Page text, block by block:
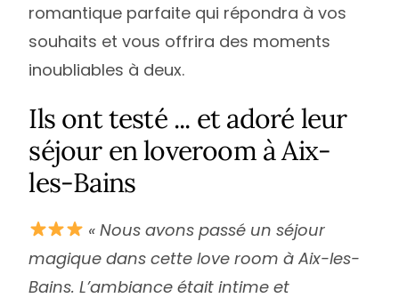
romantique parfaite qui répondra à vos
souhaits et vous offrira des moments
inoubliables à deux.
Ils ont testé ... et adoré leur
séjour en loveroom à Aix-
les-Bains
« Nous avons passé un séjour
magique dans cette love room à Aix-les-
Bains. L’ambiance était intime et